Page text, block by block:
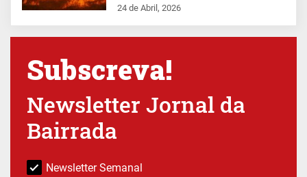
24 de Abril, 2026
Subscreva!
Newsletter Jornal da
Bairrada
Newsletter Semanal